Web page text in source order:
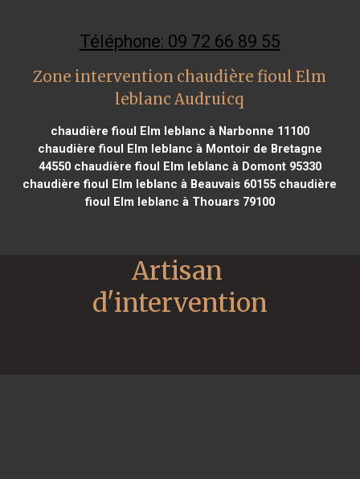
Téléphone: 09 72 66 89 55
Zone intervention chaudière fioul Elm
leblanc Audruicq
chaudière fioul Elm leblanc à Narbonne 11100
chaudière fioul Elm leblanc à Montoir de Bretagne
44550chaudière fioul Elm leblanc à Domont 95330
chaudière fioul Elm leblanc à Beauvais 60155 chaudière
fioul Elm leblanc à Thouars 79100
Artisan
d'intervention